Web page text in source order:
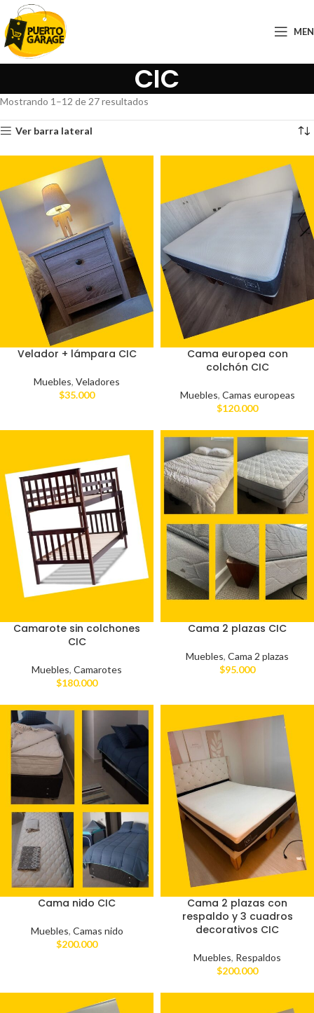
CIC
Mostrando 1–12 de 27 resultados
Ver barra lateral
Velador + lámpara CIC
Muebles, Veladores
$35.000
Cama europea con
colchón CIC
Muebles, Camas europeas
$120.000
Camarote sin colchones
CIC
Muebles, Camarotes
$180.000
Cama 2 plazas CIC
Muebles, Cama 2 plazas
$95.000
Cama nido CIC
Muebles, Camas nido
$200.000
Cama 2 plazas con
respaldo y 3 cuadros
decorativos CIC
Muebles, Respaldos
$200.000